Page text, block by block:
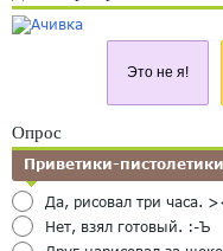
Это не я!
Опрос
Приветики-
Да, рисовал три часа.
Нет, взял готовый. :-Ъ